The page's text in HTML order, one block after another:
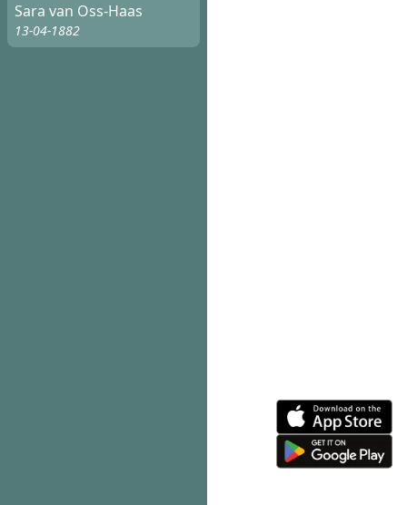
Sara van Oss-Haas
13-04-1882